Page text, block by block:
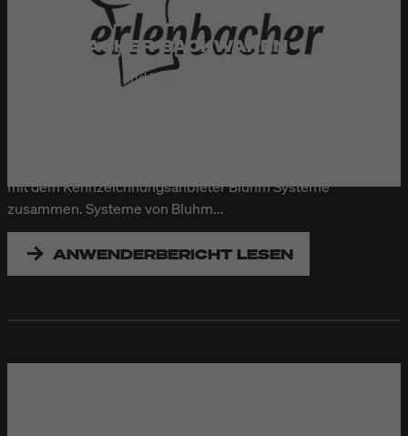
ERLENBACHER BACKWAREN
Mit viel Expertise und Leidenschaft trägt die Erlenbacher
mit dem Kennzeichnungsanbieter Bluhm Systeme
zusammen. Systeme von Bluhm...
ANWENDERBERICHT LESEN